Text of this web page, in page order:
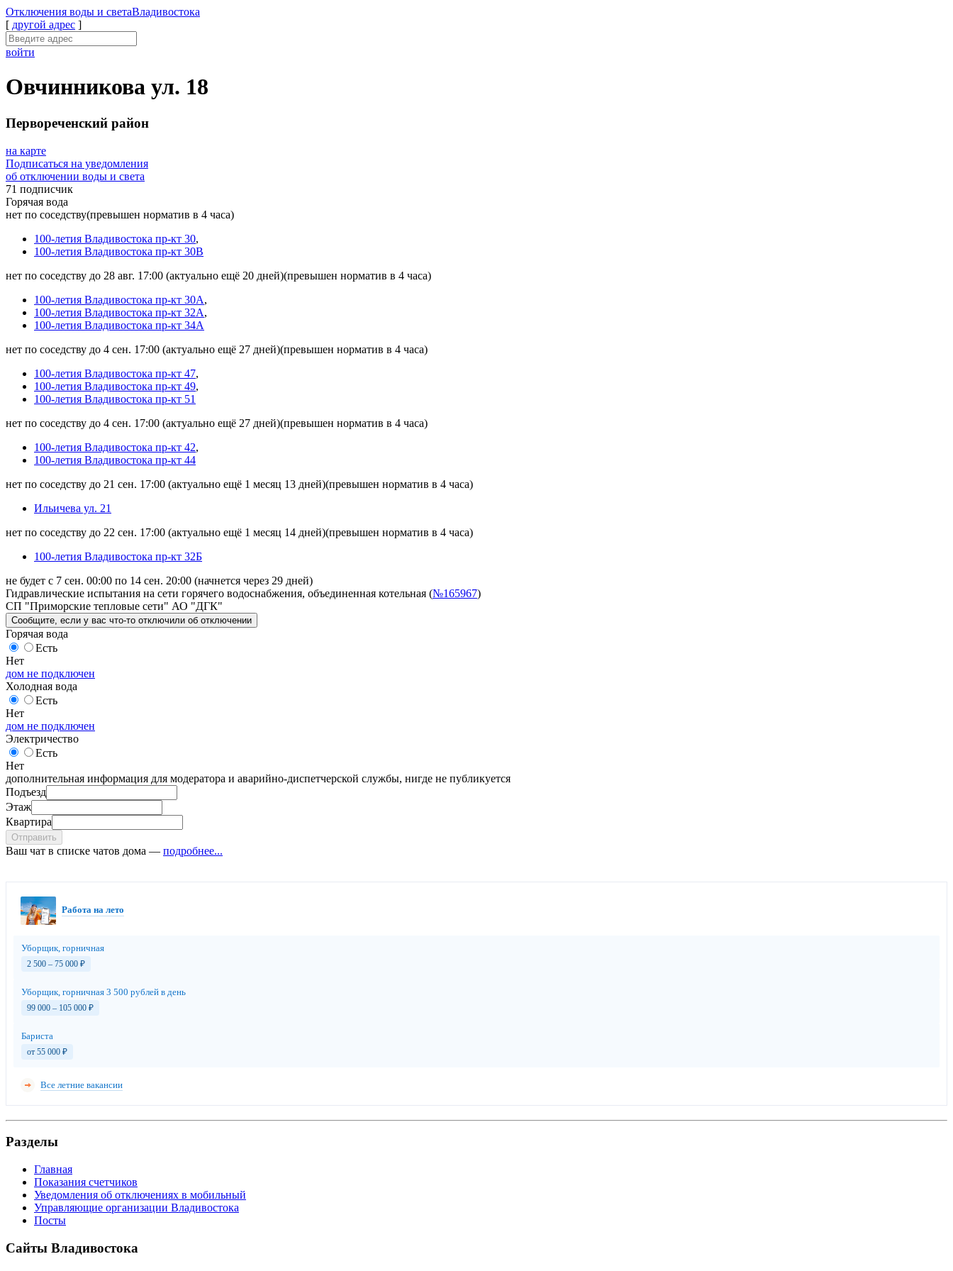
Отключения воды и светаВладивостока
[ другой адрес ]
войти
Овчинникова ул. 18
Первореченский район
на карте
Подписаться на уведомления
об отключении воды и света
71 подписчик
Горячая вода
нет по соседству(превышен норматив в 4 часа)
100-летия Владивостока пр-кт 30,
100-летия Владивостока пр-кт 30В
нет по соседству до 28 авг. 17:00 (актуально ещё 20 дней)(превышен норматив в 4 часа)
100-летия Владивостока пр-кт 30А,
100-летия Владивостока пр-кт 32А,
100-летия Владивостока пр-кт 34А
нет по соседству до 4 сен. 17:00 (актуально ещё 27 дней)(превышен норматив в 4 часа)
100-летия Владивостока пр-кт 47,
100-летия Владивостока пр-кт 49,
100-летия Владивостока пр-кт 51
нет по соседству до 4 сен. 17:00 (актуально ещё 27 дней)(превышен норматив в 4 часа)
100-летия Владивостока пр-кт 42,
100-летия Владивостока пр-кт 44
нет по соседству до 21 сен. 17:00 (актуально ещё 1 месяц 13 дней)(превышен норматив в 4 часа)
Ильичева ул. 21
нет по соседству до 22 сен. 17:00 (актуально ещё 1 месяц 14 дней)(превышен норматив в 4 часа)
100-летия Владивостока пр-кт 32Б
не будет с 7 сен. 00:00 по 14 сен. 20:00 (начнется через 29 дней)
Гидравлические испытания на сети горячего водоснабжения, объединенная котельная (№165967)
СП "Приморские тепловые сети" АО "ДГК"
Сообщите , если у вас что-то отключили об отключении
Горячая вода
Есть
Нет
дом не подключен
Холодная вода
Есть
Нет
дом не подключен
Электричество
Есть
Нет
дополнительная информация для модератора и аварийно-диспетчерской службы, нигде не публикуется
Подъезд
Этаж
Квартира
Отправить
Ваш чат в списке чатов дома — подробнее...
Работа на лето
Уборщик, горничная
2 500 – 75 000 ₽
Уборщик, горничная 3 500 рублей в день
99 000 – 105 000 ₽
Бариста
от 55 000 ₽
Все летние вакансии
Разделы
Главная
Показания счетчиков
Уведомления об отключениях в мобильный
Управляющие организации Владивостока
Посты
Сайты Владивостока